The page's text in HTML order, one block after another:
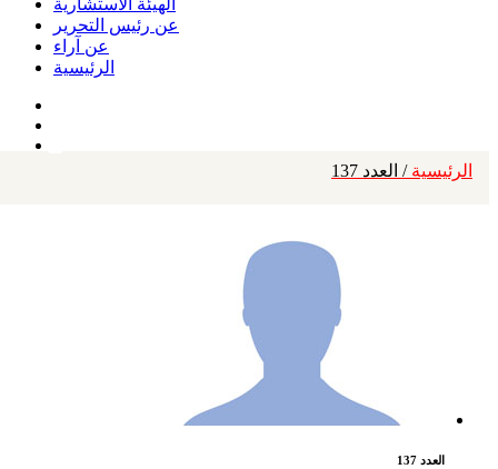
الهيئة الاستشارية
عن رئيس التحرير
عن آراء
الرئيسية
الرئيسية / العدد 137
العدد 137